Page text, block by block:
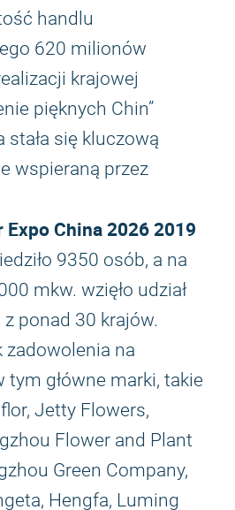
handlu
620 milionów
krajowej
pięknych Chin”
stała się kluczową
wspieraną przez
Expo China 20262019
9350 osób, a na
mkw. wzięło udział
ponad 30 krajów.
zadowolenia na
tym główne marki, takie
Jetty Flowers,
Flower and Plant
Green Company,
Hengfa, Luming